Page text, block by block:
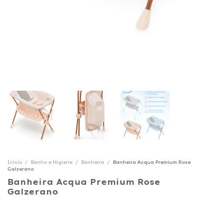
Início / Banho e Higiene / Banheira /
Banheira Acqua Premium Rose
Galzerano
Banheira Acqua Premium Rose
Galzerano